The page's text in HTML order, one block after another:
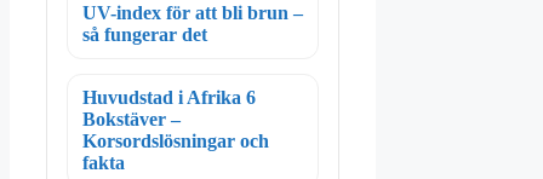
UV-index för att bli brun –
så fungerar det
Huvudstad i Afrika 6
Bokstäver –
Korsordslösningar och
fakta